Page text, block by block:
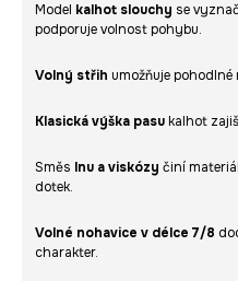
Model kalhot slouchy se
podporuje volnost pohybu.
Volný střih umožňuje
Klasická výška pasu kalhot
Směs lnu a viskózy činí
dotek.
Volné nohavice v délce 7/8
charakter.